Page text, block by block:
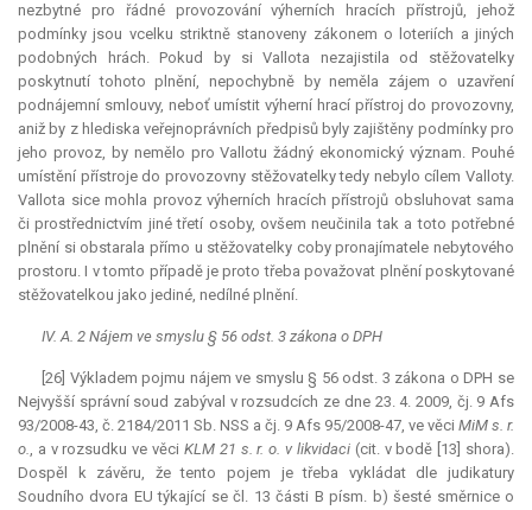
nezbytné pro řádné provozování výherních hracích přístrojů, jehož
podmínky jsou vcelku striktně stanoveny zákonem o loteriích a jiných
podobných hrách. Pokud by si Vallota nezajistila od stěžovatelky
poskytnutí tohoto plnění, nepochybně by neměla zájem o uzavření
podnájemní smlouvy, neboť umístit výherní hrací přístroj do provozovny,
aniž by z hlediska veřejnoprávních předpisů byly zajištěny podmínky pro
jeho provoz, by nemělo pro Vallotu žádný ekonomický význam. Pouhé
umístění přístroje do provozovny stěžovatelky tedy nebylo cílem Valloty.
Vallota sice mohla provoz výherních hracích přístrojů obsluhovat sama
či prostřednictvím jiné třetí osoby, ovšem neučinila tak a toto potřebné
plnění si obstarala přímo u stěžovatelky coby pronajímatele nebytového
prostoru. I v tomto případě je proto třeba považovat plnění poskytované
stěžovatelkou jako jediné, nedílné plnění.
IV. A. 2 Nájem ve smyslu § 56 odst. 3 zákona o DPH
[26] Výkladem pojmu nájem ve smyslu § 56 odst. 3 zákona o DPH se
Nejvyšší správní soud zabýval v rozsudcích ze dne 23. 4. 2009, čj. 9 Afs
93/2008-43, č. 2184/2011 Sb. NSS a čj. 9 Afs 95/2008-47, ve věci MiM s. r.
o., a v rozsudku ve věci KLM 21 s. r. o. v likvidaci (cit. v bodě [13] shora).
Dospěl k závěru, že tento pojem je třeba vykládat dle judikatury
Soudního dvora EU týkající se čl. 13 části B písm. b) šesté směrnice o